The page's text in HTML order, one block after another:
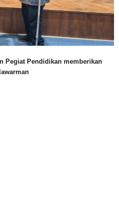
Pegiat Pendidikan memberikan